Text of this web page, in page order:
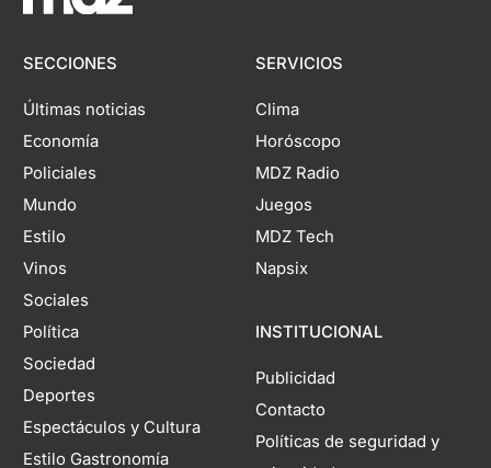
SECCIONES
Últimas noticias
Economía
Policiales
Mundo
Estilo
Vinos
Sociales
Política
Sociedad
Deportes
Espectáculos y Cultura
Estilo Gastronomía
SERVICIOS
Clima
Horóscopo
MDZ Radio
Juegos
MDZ Tech
Napsix
INSTITUCIONAL
Publicidad
Contacto
Políticas de seguridad y